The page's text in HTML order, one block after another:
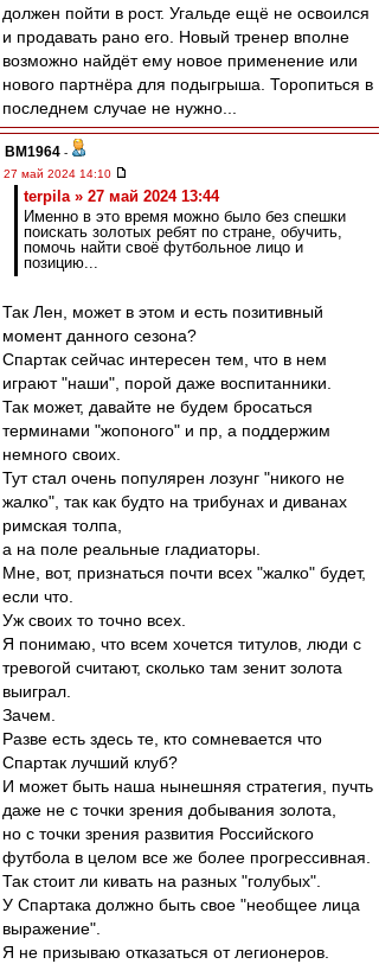
должен пойти в рост. Угальде ещё не освоился
и продавать рано его. Новый тренер вполне
возможно найдёт ему новое применение или
нового партнёра для подыгрыша. Торопиться в
последнем случае не нужно...
BM1964 -
27 май 2024 14:10
terpila » 27 май 2024 13:44
Именно в это время можно было без спешки
поискать золотых ребят по стране, обучить,
помочь найти своё футбольное лицо и
позицию...
Так Лен, может в этом и есть позитивный
момент данного сезона?
Спартак сейчас интересен тем, что в нем
играют "наши", порой даже воспитанники.
Так может, давайте не будем бросаться
терминами "жопоного" и пр, а поддержим
немного своих.
Тут стал очень популярен лозунг "никого не
жалко", так как будто на трибунах и диванах
римская толпа,
а на поле реальные гладиаторы.
Мне, вот, признаться почти всех "жалко" будет,
если что.
Уж своих то точно всех.
Я понимаю, что всем хочется титулов, люди с
тревогой считают, сколько там зенит золота
выиграл.
Зачем.
Разве есть здесь те, кто сомневается что
Спартак лучший клуб?
И может быть наша нынешняя стратегия, пучть
даже не с точки зрения добывания золота,
но с точки зрения развития Российского
футбола в целом все же более прогрессивная.
Так стоит ли кивать на разных "голубых".
У Спартака должно быть свое "необщее лица
выражение".
Я не призываю отказаться от легионеров.